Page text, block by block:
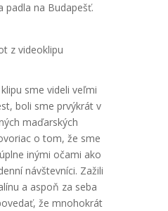
padla na Budapešť.
z videoklipu
sme videli veľmi
boli sme prvýkrát v
maďarských
o tom, že sme
inými očami ako
návštevníci. Zažili
a aspoň za seba
že mnohokrát